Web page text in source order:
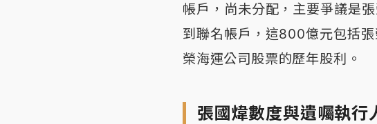
帳戶，尚未分配，主要爭議是
到聯名帳戶，這800億元包括
榮海運公司股票的歷年股利。
張國煒數度與遺囑執行